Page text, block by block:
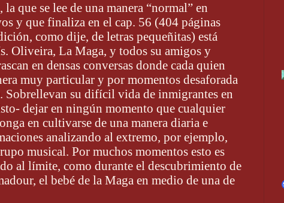
que se lee de una manera “normal” en
y que finaliza en el cap. 56 (404 páginas
como dije, de letras pequeñitas) está
Oliveira, La Maga, y todos su amigos y
en densas conversas donde cada quien
muy particular y por momentos desaforada
Sobrellevan su difícil vida de inmigrantes en
dejar en ningún momento que cualquier
en cultivarse de una manera diaria e
analizando al extremo, por ejemplo,
musical. Por muchos momentos esto es
al límite, como durante el descubrimiento de
el bebé de la Maga en medio de una de